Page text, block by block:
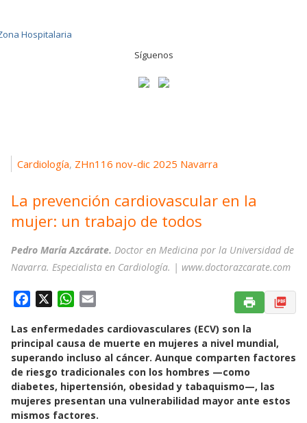
Síguenos
Cardiología, ZHn116 nov-dic 2025 Navarra
La prevención cardiovascular en la
mujer: un trabajo de todos
Pedro María Azcárate. Doctor en Medicina por la Universidad de
Navarra. Especialista en Cardiología. | www.doctorazcarate.com
c
e
b
o
o
k
W
a
t
s
A
p
p
a
i
l
Las enfermedades cardiovasculares (ECV) son la
principal causa de muerte en mujeres a nivel mundial,
superando incluso al cáncer. Aunque comparten factores
de riesgo tradicionales con los hombres —como
diabetes, hipertensión, obesidad y tabaquismo—, las
mujeres presentan una vulnerabilidad mayor ante estos
mismos factores.